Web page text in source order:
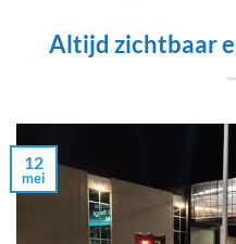
Altijd zichtbaar
12
mei